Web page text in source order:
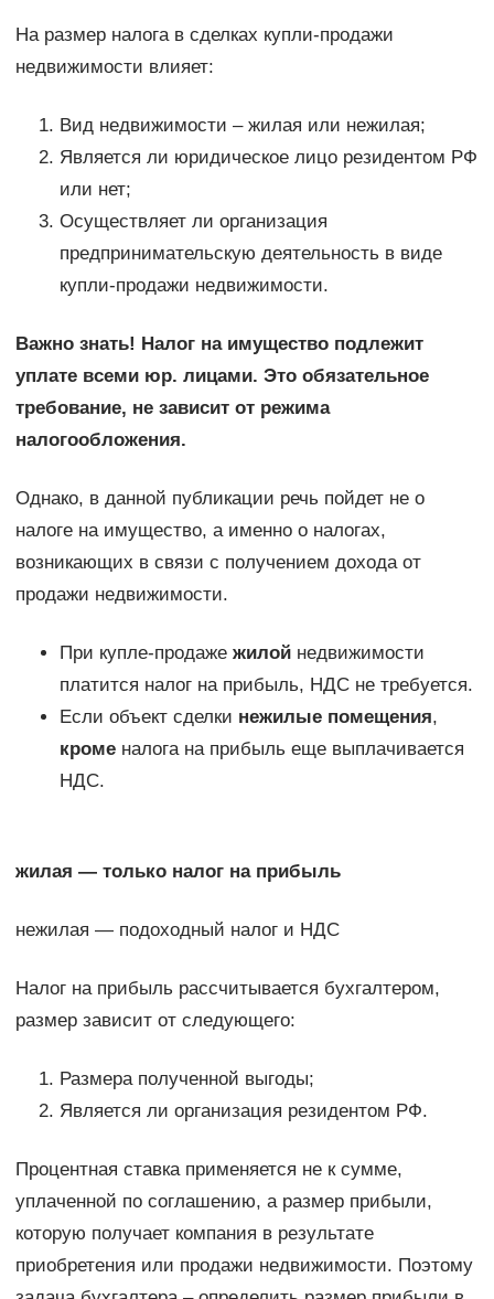
На размер налога в сделках купли-продажи
недвижимости влияет:
Вид недвижимости – жилая или нежилая;
Является ли юридическое лицо резидентом РФ
или нет;
Осуществляет ли организация
предпринимательскую деятельность в виде
купли-продажи недвижимости.
Важно знать! Налог на имущество подлежит
уплате всеми юр. лицами. Это обязательное
требование, не зависит от режима
налогообложения.
Однако, в данной публикации речь пойдет не о
налоге на имущество, а именно о налогах,
возникающих в связи с получением дохода от
продажи недвижимости.
При купле-продаже жилойнедвижимости
платится налог на прибыль, НДС не требуется.
Если объект сделки нежилые помещения,
кроменалога на прибыль еще выплачивается
НДС.
жилая — только налог на прибыль
нежилая — подоходный налог и НДС
Налог на прибыль рассчитывается бухгалтером,
размер зависит от следующего:
Размера полученной выгоды;
Является ли организация резидентом РФ.
Процентная ставка применяется не к сумме,
уплаченной по соглашению, а размер прибыли,
которую получает компания в результате
приобретения или продажи недвижимости. Поэтому